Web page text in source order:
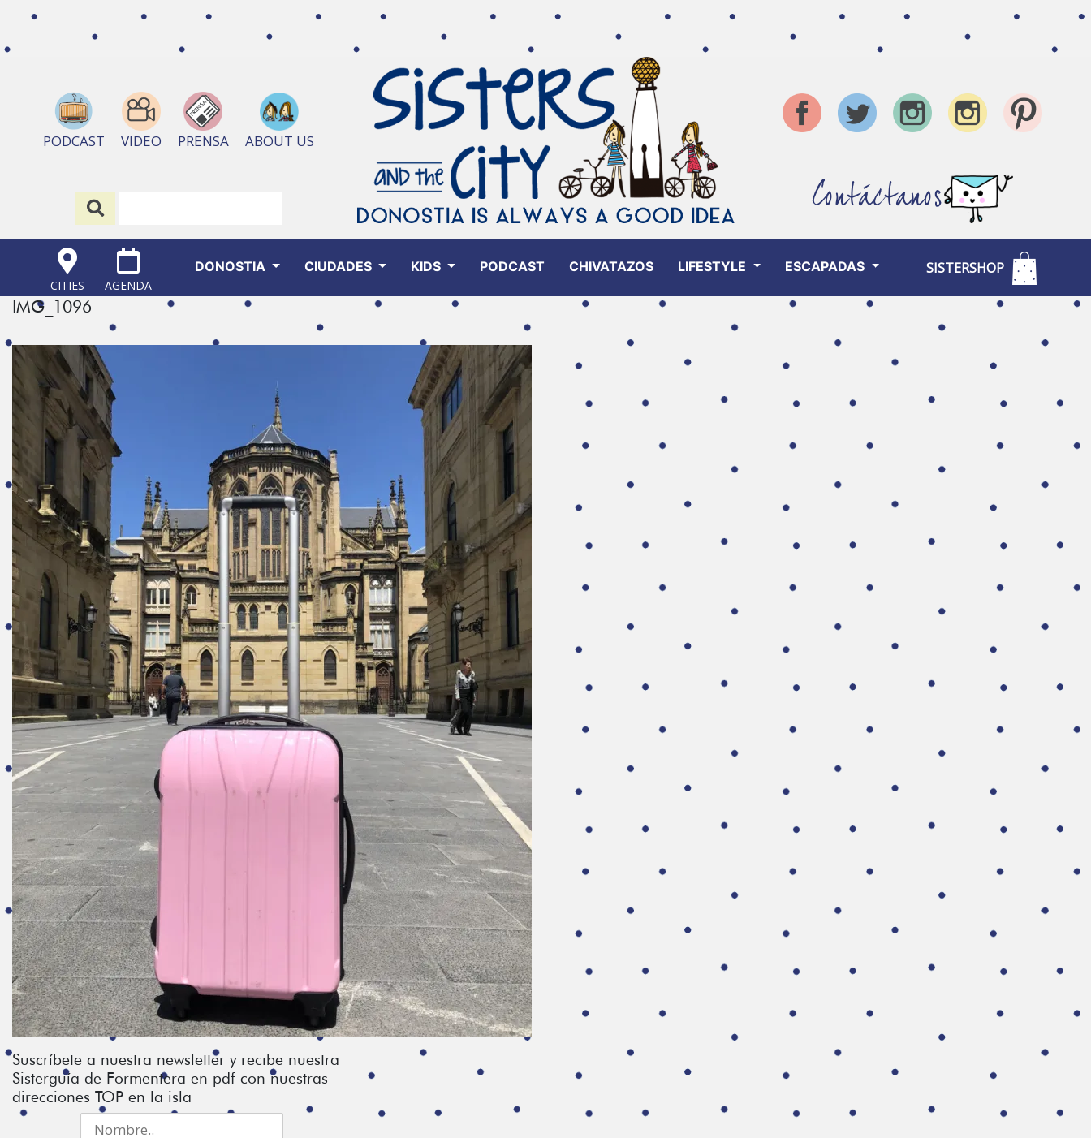
PODCAST VIDEO PRENSA ABOUT US
Contáctanos
CITIES AGENDA
DONOSTIA CIUDADES KIDS PODCAST CHIVATAZOS LIFESTYLE ESCAPADAS SISTERSHOP
IMG_1096
Suscríbete a nuestra newsletter y recibe nuestra
Sisterguía de Formentera en pdf con nuestras
direcciones TOP en la isla